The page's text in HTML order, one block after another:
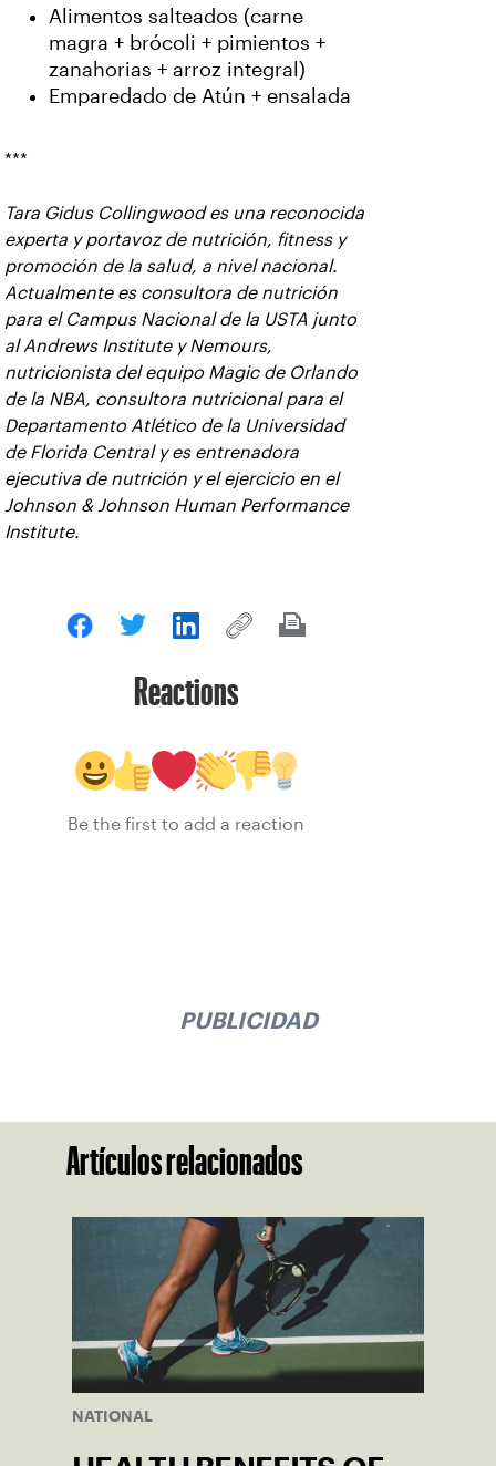
Alimentos salteados (carne
magra + brócoli + pimientos +
zanahorias + arroz integral)
Emparedado de Atún + ensalada
***
Tara Gidus Collingwood es una reconocida
experta y portavoz de nutrición, fitness y
promoción de la salud, a nivel nacional.
Actualmente es consultora de nutrición
para el Campus Nacional de la USTA junto
al Andrews Institute y Nemours,
nutricionista del equipo Magic de Orlando
de la NBA, consultora nutricional para el
Departamento Atlético de la Universidad
de Florida Central y es entrenadora
ejecutiva de nutrición y el ejercicio en el
Johnson & Johnson Human Performance
Institute.
Reactions
Be the first to add a reaction
PUBLICIDAD
Artículos relacionados
NATIONAL